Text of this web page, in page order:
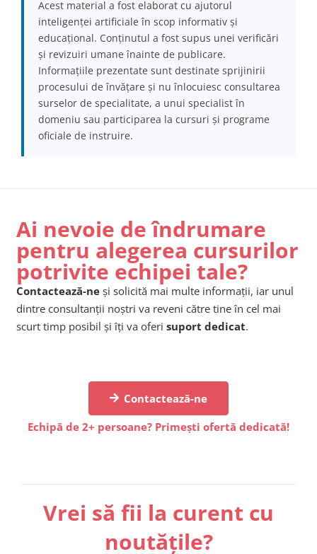
Acest material a fost elaborat cu ajutorul
inteligenței artificiale în scop informativ și
educațional. Conținutul a fost supus unei verificări
și revizuiri umane înainte de publicare.
Informațiile prezentate sunt destinate sprijinirii
procesului de învățare și nu înlocuiesc consultarea
surselor de specialitate, a unui specialist în
domeniu sau participarea la cursuri și programe
oficiale de instruire.
Ai nevoie de îndrumare
pentru alegerea cursurilor
potrivite echipei tale?
Contactează-ne și solicită mai multe informații, iar unul
dintre consultanții noștri va reveni către tine în cel mai
scurt timp posibil și îți va oferi suport dedicat.
Contactează-ne
Echipă de 2+ persoane? Primești ofertă dedicată!
Vrei să fii la curent cu
noutățile?